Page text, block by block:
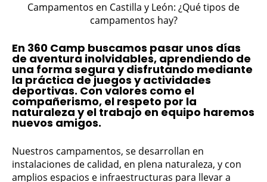
Campamentos en Castilla y León: ¿Qué tipos de
campamentos hay?
En 360 Camp buscamos pasar unos días
de aventura inolvidables, aprendiendo de
una forma segura y disfrutando mediante
la práctica de juegos y actividades
deportivas. Con valores como el
compañerismo, el respeto por la
naturaleza y el trabajo en equipo haremos
nuevos amigos.
Nuestros campamentos, se desarrollan en
instalaciones de calidad, en plena naturaleza, y con
amplios espacios e infraestructuras para llevar a